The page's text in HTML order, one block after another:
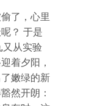
了，心里
？ 于是
又从实验
着夕阳，
嫩绿的新
然开朗：